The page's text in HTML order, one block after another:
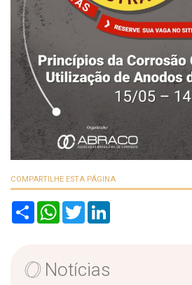
COMPARTILHE ESTA PÁGINA
S
W
p
T
w
e
r
Notícias